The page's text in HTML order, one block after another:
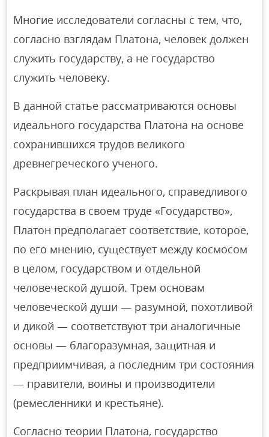
Многие исследователи согласны с тем, что,
согласно взглядам Платона, человек должен
служить государству, а не государство
служить человеку.
В данной статье рассматриваются основы
идеального государства Платона на основе
сохранившихся трудов великого
древнегреческого ученого.
Раскрывая план идеального, справедливого
государства в своем труде «Государство»,
Платон предполагает соответствие, которое,
по его мнению, существует между космосом
в целом, государством и отдельной
человеческой душой. Трем основам
человеческой души — разумной, похотливой
и дикой — соответствуют три аналогичные
основы — благоразумная, защитная и
предприимчивая, а последним три состояния
— правители, воины и производители
(ремесленники и крестьяне).
Согласно теории Платона, государство